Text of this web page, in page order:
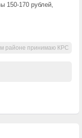
150-170 рублей,
районе принимаю КРС